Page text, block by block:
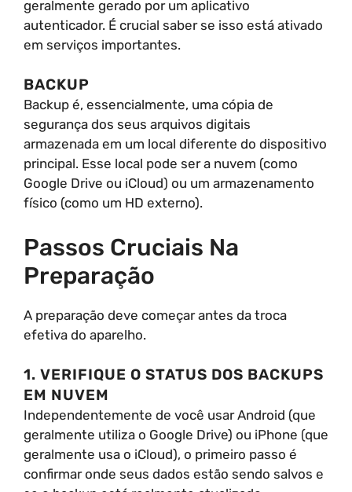
geralmente gerado por um aplicativo
autenticador. É crucial saber se isso está ativado
em serviços importantes.
BACKUP
Backup é, essencialmente, uma cópia de
segurança dos seus arquivos digitais
armazenada em um local diferente do dispositivo
principal. Esse local pode ser a nuvem (como
Google Drive ou iCloud) ou um armazenamento
físico (como um HD externo).
Passos Cruciais Na
Preparação
A preparação deve começar antes da troca
efetiva do aparelho.
1. VERIFIQUE O STATUS DOS BACKUPS
EM NUVEM
Independentemente de você usar Android (que
geralmente utiliza o Google Drive) ou iPhone (que
geralmente usa o iCloud), o primeiro passo é
confirmar onde seus dados estão sendo salvos e